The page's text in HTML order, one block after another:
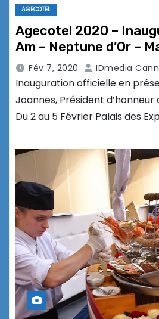
AGECOTEL
Agecotel 2020 –
Am – Neptune d’Or –
Fév 7, 2020 IDmedia
Inauguration officielle en
Joannes, Président d’honneur
Du 2 au 5 Février Palais des